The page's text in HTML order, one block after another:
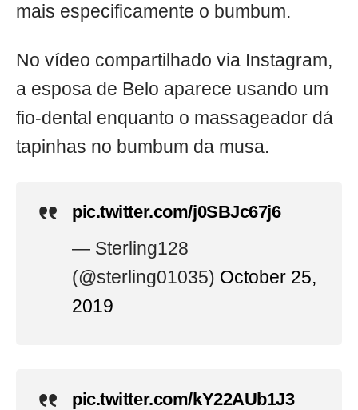
mais especificamente o bumbum.
No vídeo compartilhado via Instagram,
a esposa de Belo aparece usando um
fio-dental enquanto o massageador dá
tapinhas no bumbum da musa.
pic.twitter.com/j0SBJc67j6
— Sterling128
(@sterling01035) October 25,
2019
pic.twitter.com/kY22AUb1J3